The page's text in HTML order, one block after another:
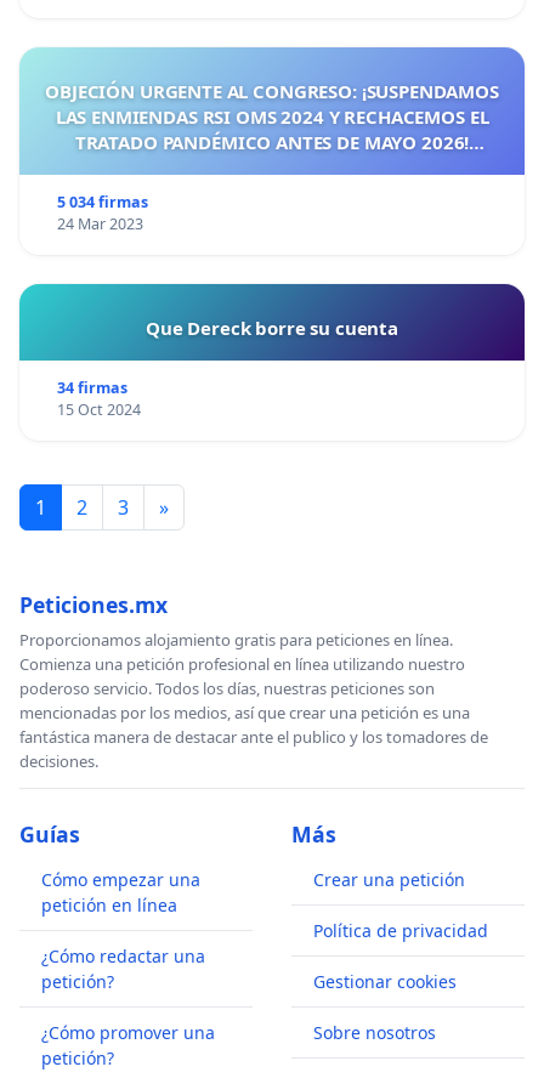
OBJECIÓN URGENTE AL CONGRESO: ¡SUSPENDAMOS
LAS ENMIENDAS RSI OMS 2024 Y RECHACEMOS EL
TRATADO PANDÉMICO ANTES DE MAYO 2026!
5 034 firmas
24 Mar 2023
Que Dereck borre su cuenta
34 firmas
15 Oct 2024
1 2 3 »
Peticiones.mx
Proporcionamos alojamiento gratis para peticiones en línea.
Comienza una petición profesional en línea utilizando nuestro
poderoso servicio. Todos los días, nuestras peticiones son
mencionadas por los medios, así que crear una petición es una
fantástica manera de destacar ante el publico y los tomadores de
decisiones.
Guías
Cómo empezar una
petición en línea
¿Cómo redactar una
petición?
¿Cómo promover una
petición?
Más
Crear una petición
Política de privacidad
Gestionar cookies
Sobre nosotros